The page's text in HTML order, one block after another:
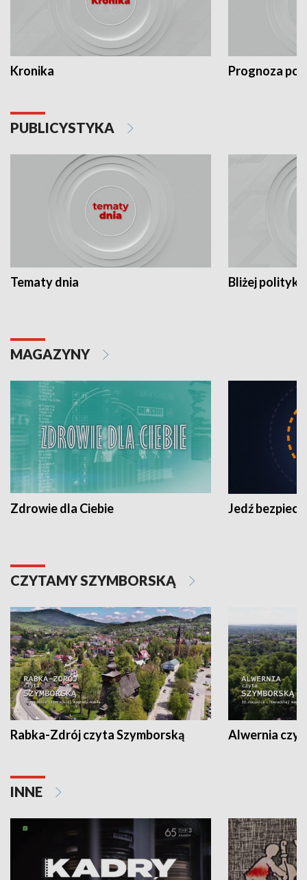
Kronika Prognoza
PUBLICYSTYKA
Tematy dnia Bliżej polityki
MAGAZYNY
Zdrowie dla Ciebie Jedź
CZYTAMY SZYMBORSKĄ
Rabka-Zdrój czyta Szymborską Alwernia
INNE